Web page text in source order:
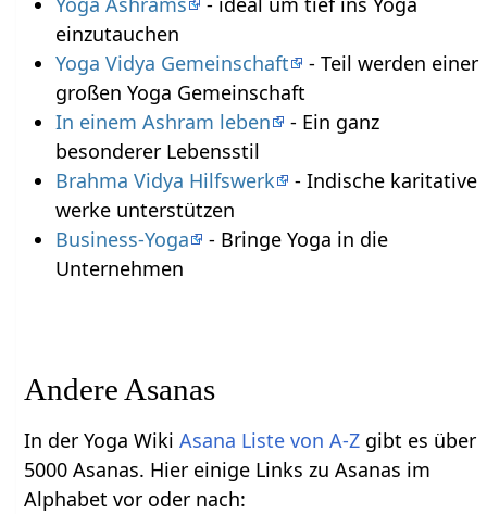
einzutauchen
Yoga Vidya Gemeinschaft
- Teil werden einer
großen Yoga Gemeinschaft
In einem Ashram leben
- Ein ganz
besonderer Lebensstil
Brahma Vidya Hilfswerk
- Indische karitative
werke unterstützen
Business-Yoga
- Bringe Yoga in die
Unternehmen
Andere Asanas
In der Yoga WikiAsana Liste von A-Z gibt es über
5000 Asanas. Hier einige Links zu Asanas im
Alphabet vor oder nach: